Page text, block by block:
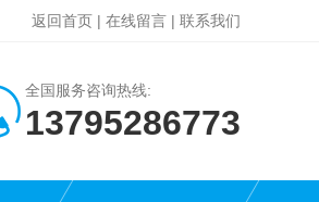
返回首页 | 在线留言 | 联系我们
全国服务咨询热线:
13795286773